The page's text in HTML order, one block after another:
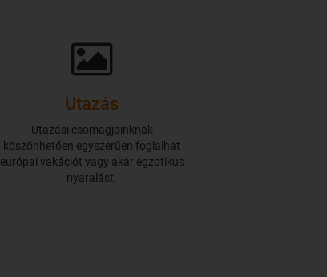
Utazás
Utazási csomagjainknak
köszönhetően egyszerűen foglalhat
európai vakációt vagy akár egzotikus
nyaralást.